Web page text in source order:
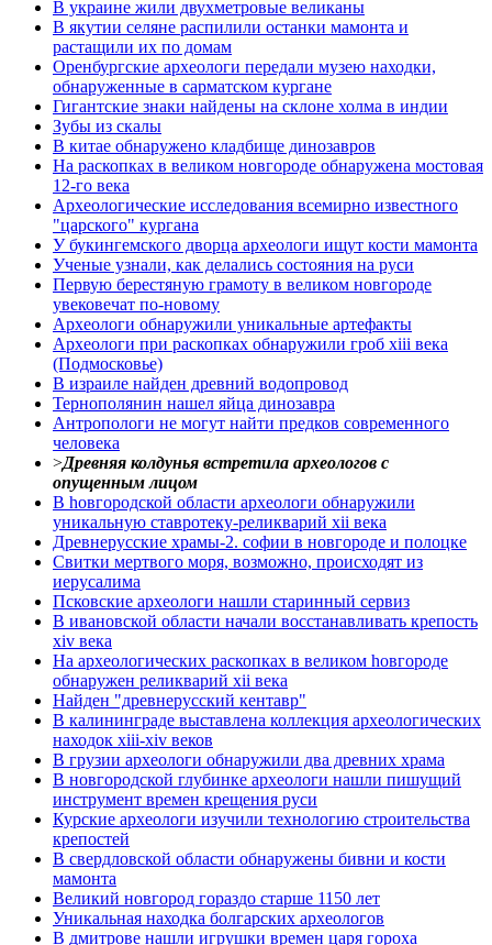
В украине жили двухметровые великаны
В якутии селяне распилили останки мамонта и
растащили их по домам
Оренбургские археологи передали музею находки,
обнаруженные в сарматском кургане
Гигантские знаки найдены на склоне холма в индии
Зубы из скалы
В китае обнаружено кладбище динозавров
На раскопках в великом новгороде обнаружена мостовая
12-го века
Археологические исследования всемирно известного
"царского" кургана
У букингемского дворца археологи ищут кости мамонта
Ученые узнали, как делались состояния на руси
Первую берестяную грамоту в великом новгороде
увековечат по-новому
Археологи обнаружили уникальные артефакты
Археологи при раскопках обнаружили гроб xiii века
(Подмосковье)
В израиле найден древний водопровод
Тернополянин нашел яйца динозавра
Антропологи не могут найти предков современного
человека
>Древняя колдунья встретила археологов с
опущенным лицом
В hовгородской области археологи обнаружили
уникальную ставротеку-реликварий xii века
Древнерусские храмы-2. софии в новгороде и полоцке
Свитки мертвого моря, возможно, происходят из
иерусалима
Псковские археологи нашли старинный сервиз
В ивановской области начали восстанавливать крепость
xiv века
Hа археологических раскопках в великом hовгороде
обнаружен реликварий xii века
Найден "древнерусский кентавр"
В калининграде выставлена коллекция археологических
находок xiii-xiv веков
В грузии археологи обнаружили два древних храма
В новгородской глубинке археологи нашли пишущий
инструмент времен крещения руси
Курские археологи изучили технологию строительства
крепостей
В свердловской области обнаружены бивни и кости
мамонта
Великий новгород гораздо старше 1150 лет
Уникальная находка болгарских археологов
В дмитрове нашли игрушки времен царя гороха